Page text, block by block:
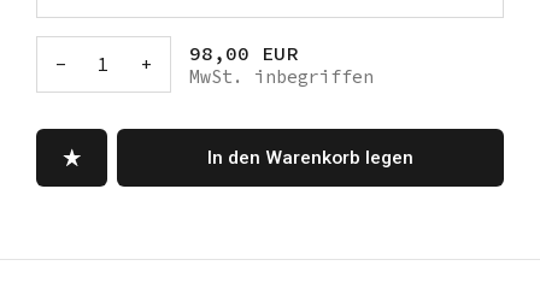
- 1 + 98,00 EUR
MwSt. inbegriffen
In den Warenkorb legen